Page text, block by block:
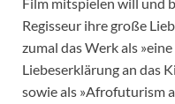
Regisseur ihre große
zumal das Werk als
Liebeserklärung an das
sowie als »Afrofuturism